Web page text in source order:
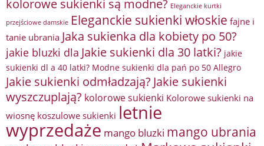
kolorowe sukienki są modne? Eleganckie kurtki
przejściowe damskie Eleganckie sukienki włoskie fajne i
tanie ubrania Jaka sukienka dla kobiety po 50?
jakie bluzki dla Jakie sukienki dla 30 latki? jakie
sukienki dl a 40 latki? Modne sukienki dla pań po 50 Allegro
Jakie sukienki odmładzają? Jakie sukienki
wyszczuplają? kolorowe sukienki Kolorowe sukienki na
wiosnę koszulowe sukienki letnie
wyprzedaże mango bluzki mango ubrania